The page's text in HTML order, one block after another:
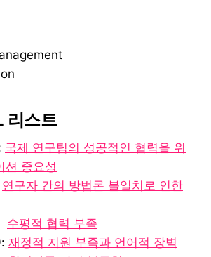
리스트
국제 연구팀의 성공적인 협력을 위
션 중요성
연구자 간의 방법론 불일치로 인한
수평적 협력 부족
재정적 지원 부족과 언어적 장벽